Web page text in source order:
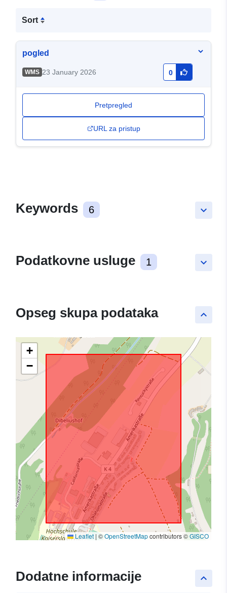
Sort
pogled
WMS 23 January 2026 0
Pretpregled
URL za pristup
keyboard_arrow_down
Keywords 6
keyboard_arrow_down
Podatkovne usluge 1
keyboard_arrow_up
Opseg skupa podataka
+
−
Leaflet | ©OpenStreetMapcontributors ©GISCO
keyboard_arrow_up
Dodatne informacije